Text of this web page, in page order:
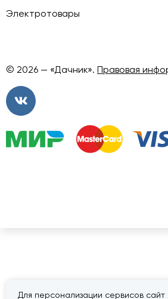
Для персонализации сервисов сайт
Электротовары
© 2026 — «Дачник». Правовая